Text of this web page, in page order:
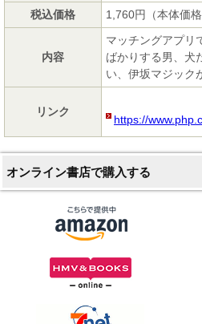
税込価格
1,760円（本体価格
内容
マッチングアプリ
ばかりする男、
い、伊坂マジック
リンク
https://
オンライン書店で購入する